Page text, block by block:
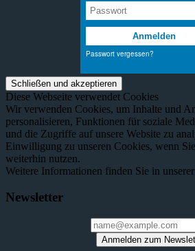
Diese Webseite verwendet Cookies
Wir verwenden Cookies, um Inhalte und
personalisieren, Funktionen für soziale
und die Zugriffe auf unsere Website zu
Einwilligung zu unseren Cookies, wenn
weiterhin nutzen.
Weitere Informationen finden Sie in unserer
Newsletter
Anmelden zum